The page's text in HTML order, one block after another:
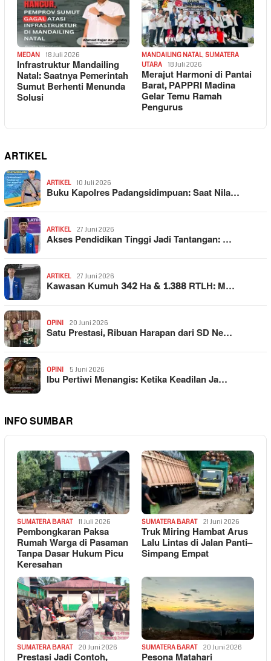
MEDAN 18 Juli 2026
Infrastruktur Mandailing
Natal: Saatnya Pemerintah
Sumut Berhenti Menunda
Solusi
MANDAILING NATAL, SUMATERA
UTARA
18 Juli 2026
Merajut Harmoni di Pantai
Barat, PAPPRI Madina
Gelar Temu Ramah
Pengurus
ARTIKEL
ARTIKEL 10 Juli 2026
Buku Kapolres Padangsidimpuan: Saat Nila…
ARTIKEL 27 Juni 2026
Akses Pendidikan Tinggi Jadi Tantangan: …
ARTIKEL 27 Juni 2026
Kawasan Kumuh 342 Ha & 1.388 RTLH: M…
OPINI 20 Juni 2026
Satu Prestasi, Ribuan Harapan dari SD Ne…
OPINI 5 Juni 2026
Ibu Pertiwi Menangis: Ketika Keadilan Ja…
INFO SUMBAR
SUMATERA BARAT 11 Juli 2026
Pembongkaran Paksa
Rumah Warga di Pasaman
Tanpa Dasar Hukum Picu
Keresahan
SUMATERA BARAT 21 Juni 2026
Truk Miring Hambat Arus
Lalu Lintas di Jalan Panti–
Simpang Empat
SUMATERA BARAT 20 Juni 2026
Prestasi Jadi Contoh,
SUMATERA BARAT 20 Juni 2026
Pesona Matahari